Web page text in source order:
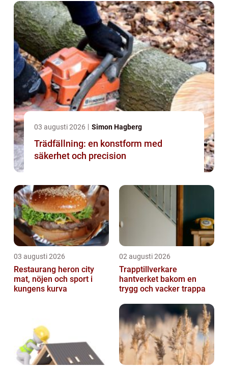
03 augusti 2026 Simon Hagberg
Trädfällning: en konstform med
säkerhet och precision
03 augusti 2026
Restaurang heron city
mat, nöjen och sport i
kungens kurva
02 augusti 2026
Trapptillverkare
hantverket bakom en
trygg och vacker trappa